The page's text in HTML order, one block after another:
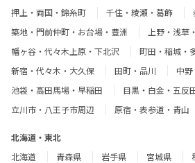
押上・両国・錦糸町
千住・綾瀬・葛飾
築地・門前仲町・お台場・豊洲
上野・浅草
幡ヶ谷・代々木上原・下北沢
町田・稲城・
新宿・代々木・大久保
田町・品川
中
池袋・高田馬場・早稲田
目黒・白金・五反
立川市・八王子市周辺
原宿・表参道・青山
北海道・東北
北海道
青森県 岩手県 宮城県